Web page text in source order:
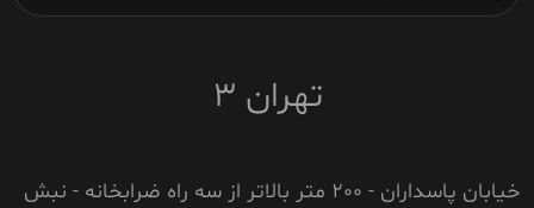
تهران 3
خیابان پاسداران - 200 متر بالاتر از سه راه ضرابخانه - نبش